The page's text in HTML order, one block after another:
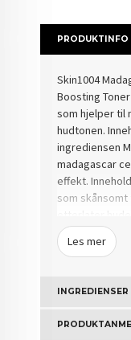
PRODUKTINFO
Skin1004
Boosting
som hjelper til
hudtonen.
ingrediensen
madagascar
effekt.
som
ungdommelig ut.
Les mer
INGREDIENSER